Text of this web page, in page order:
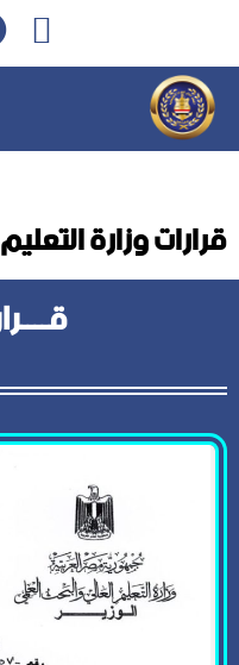
قرارات وزارة